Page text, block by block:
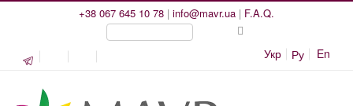
+38 067 645 10 78 | info@mavr.ua | F.A.Q.
Укр Ру En